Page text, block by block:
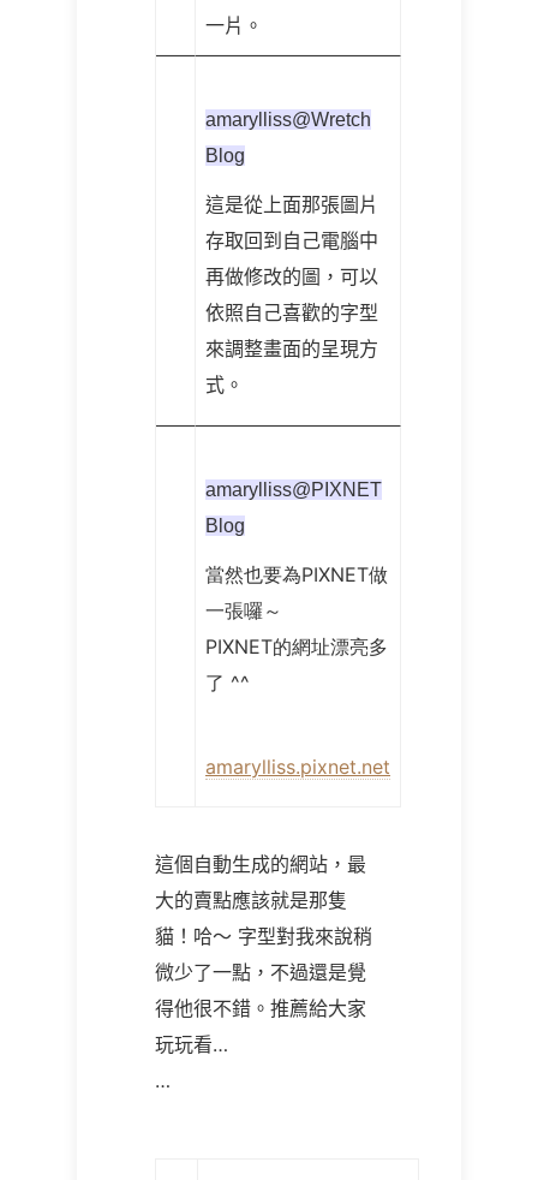
一片。
amarylliss@Wretch
Blog
這是從上面那張圖片
存取回到自己電腦中
再做修改的圖，可以
依照自己喜歡的字型
來調整畫面的呈現方
式。
amarylliss@PIXNET
Blog
當然也要為PIXNET做
一張囉～
PIXNET的網址漂亮多
了 ^^
amarylliss.pixnet.net
這個自動生成的網站，最
大的賣點應該就是那隻
貓！哈～ 字型對我來說稍
微少了一點，不過還是覺
得他很不錯。推薦給大家
玩玩看…
…